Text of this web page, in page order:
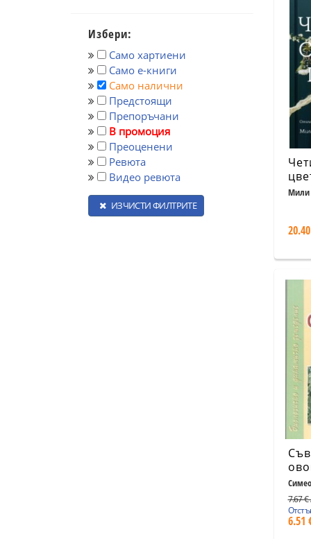
Избери:
Само хартиени
Само е-книги
Само налични
Предстоящи
Препоръчани
В промоция
Преоценени
Ревюта
Видео ревюта
ИЗЧИСТИ ФИЛТРИТЕ
Мили
7.67 €
6.51